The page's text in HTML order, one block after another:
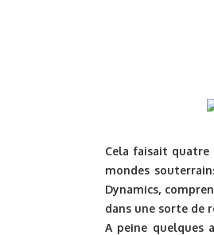
Cela faisait quatre
mondes
Dynamics,
dans une sorte de
A peine quelques